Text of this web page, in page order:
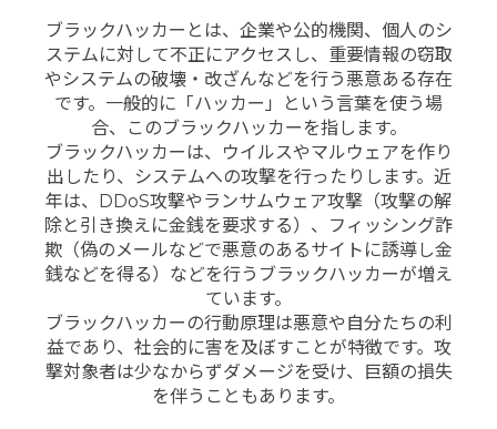
ブラックハッカーとは、企業や公的機関、個人のシ
ステムに対して不正にアクセスし、重要情報の窃取
やシステムの破壊・改ざんなどを行う悪意ある存在
です。一般的に「ハッカー」という言葉を使う場
合、このブラックハッカーを指します。
ブラックハッカーは、ウイルスやマルウェアを作り
出したり、システムへの攻撃を行ったりします。近
年は、DDoS攻撃やランサムウェア攻撃（攻撃の解
除と引き換えに金銭を要求する）、フィッシング詐
欺（偽のメールなどで悪意のあるサイトに誘導し金
銭などを得る）などを行うブラックハッカーが増え
ています。
ブラックハッカーの行動原理は悪意や自分たちの利
益であり、社会的に害を及ぼすことが特徴です。攻
撃対象者は少なからずダメージを受け、巨額の損失
を伴うこともあります。